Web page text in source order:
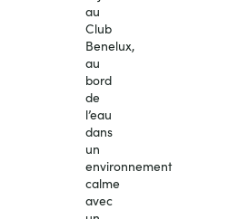
au
Club
Benelux,
au
bord
de
l’eau
dans
un
environnement
calme
avec